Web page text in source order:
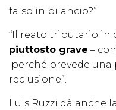
falso in bilancio?”
“Il reato tributario in
piuttosto grave –
perché prevede una
reclusione”.
Luis Ruzzi dà anche